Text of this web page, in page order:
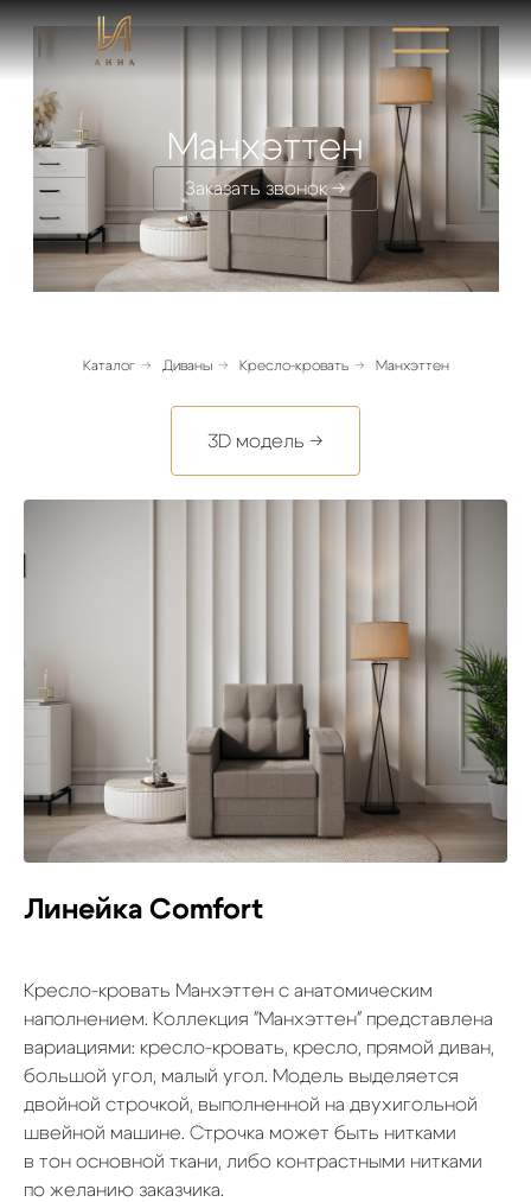
Манхэттен
Заказать звонок →
Каталог → Диваны → Кресло-кровать → Манхэттен
3D модель →
Линейка Comfort
Кресло-кровать Манхэттен с анатомическим
наполнением. Коллекция "Манхэттен" представлена
вариациями: кресло-кровать, кресло, прямой диван,
большой угол, малый угол. Модель выделяется
двойной строчкой, выполненной на двухигольной
швейной машине. Строчка может быть нитками
в тон основной ткани, либо контрастными нитками
по желанию заказчика.